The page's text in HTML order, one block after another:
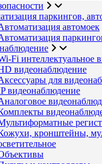
паркингов,
автомоек
Fi интеллектуальное
видеонаблюдение
для
видеонаблюдение
кронштейны,